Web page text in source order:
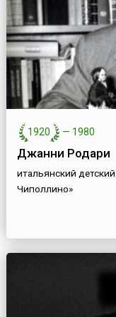
1920 — 1980
Джанни Родари
итальянский
Чиполлино»